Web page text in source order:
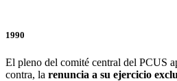
1990
El pleno del comité central del PCUS
contra, la renuncia a su ejercicio